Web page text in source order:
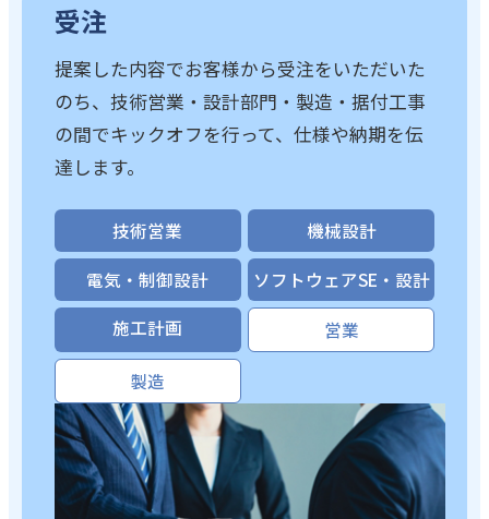
受注
提案した内容でお客様から受注をいただいた
のち、技術営業・設計部門・製造・据付工事
の間でキックオフを行って、仕様や納期を伝
達します。
技術営業 機械設計
電気・制御設計 ソフトウェアSE・設計
施工計画 営業
製造